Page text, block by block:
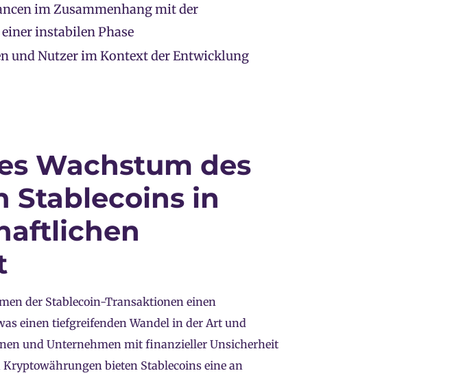
im Zusammenhang mit der
instabilen Phase
und Nutzer im Kontext der Entwicklung
Wachstum des
Stablecoins in
der Stablecoin-Transaktionen einen
einen tiefgreifenden Wandel in der Art und
und Unternehmen mit finanzieller Unsicherheit
bieten Stablecoins eine an